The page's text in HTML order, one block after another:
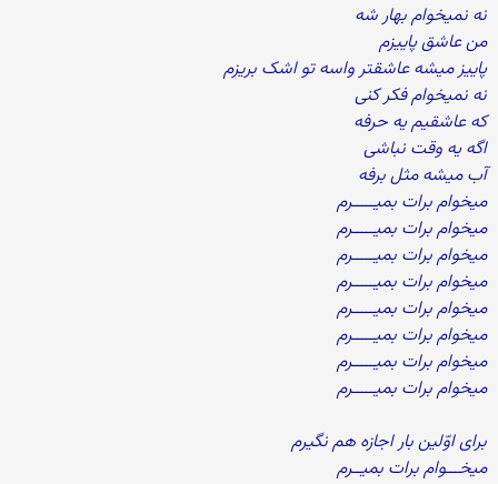
نه نمیخوام بهار شه
من عاشق پاییزم
پاییز میشه عاشقتر واسه تو اشک بریزم
نه نمیخوام فکر کنی
که عاشقیم یه حرفه
اگه یه وقت نباشی
آب میشه مثل برفه
میخوام برات بمیـــــرم
میخوام برات بمیـــــرم
میخوام برات بمیـــــرم
میخوام برات بمیـــــرم
میخوام برات بمیـــــرم
میخوام برات بمیـــــرم
میخوام برات بمیـــــرم
میخوام برات بمیـــــرم
برای اوّلین بار اجازه هم نگیرم
میخـــوام برات بمیــرم